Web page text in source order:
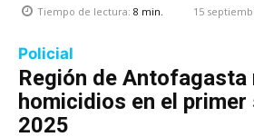
Tiempo de lectura: 8 min. 15
Policial
Región de Antofagasta
homicidios en el primer
2025